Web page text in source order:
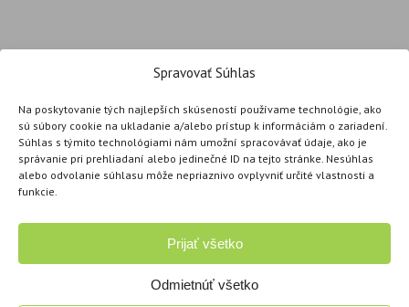
Spravovať Súhlas
Na poskytovanie tých najlepších skúseností používame technológie, ako
sú súbory cookie na ukladanie a/alebo prístup k informáciám o zariadení.
Súhlas s týmito technológiami nám umožní spracovávať údaje, ako je
správanie pri prehliadaní alebo jedinečné ID na tejto stránke. Nesúhlas
alebo odvolanie súhlasu môže nepriaznivo ovplyvniť určité vlastnosti a
funkcie.
Prijať všetko
Odmietnúť všetko